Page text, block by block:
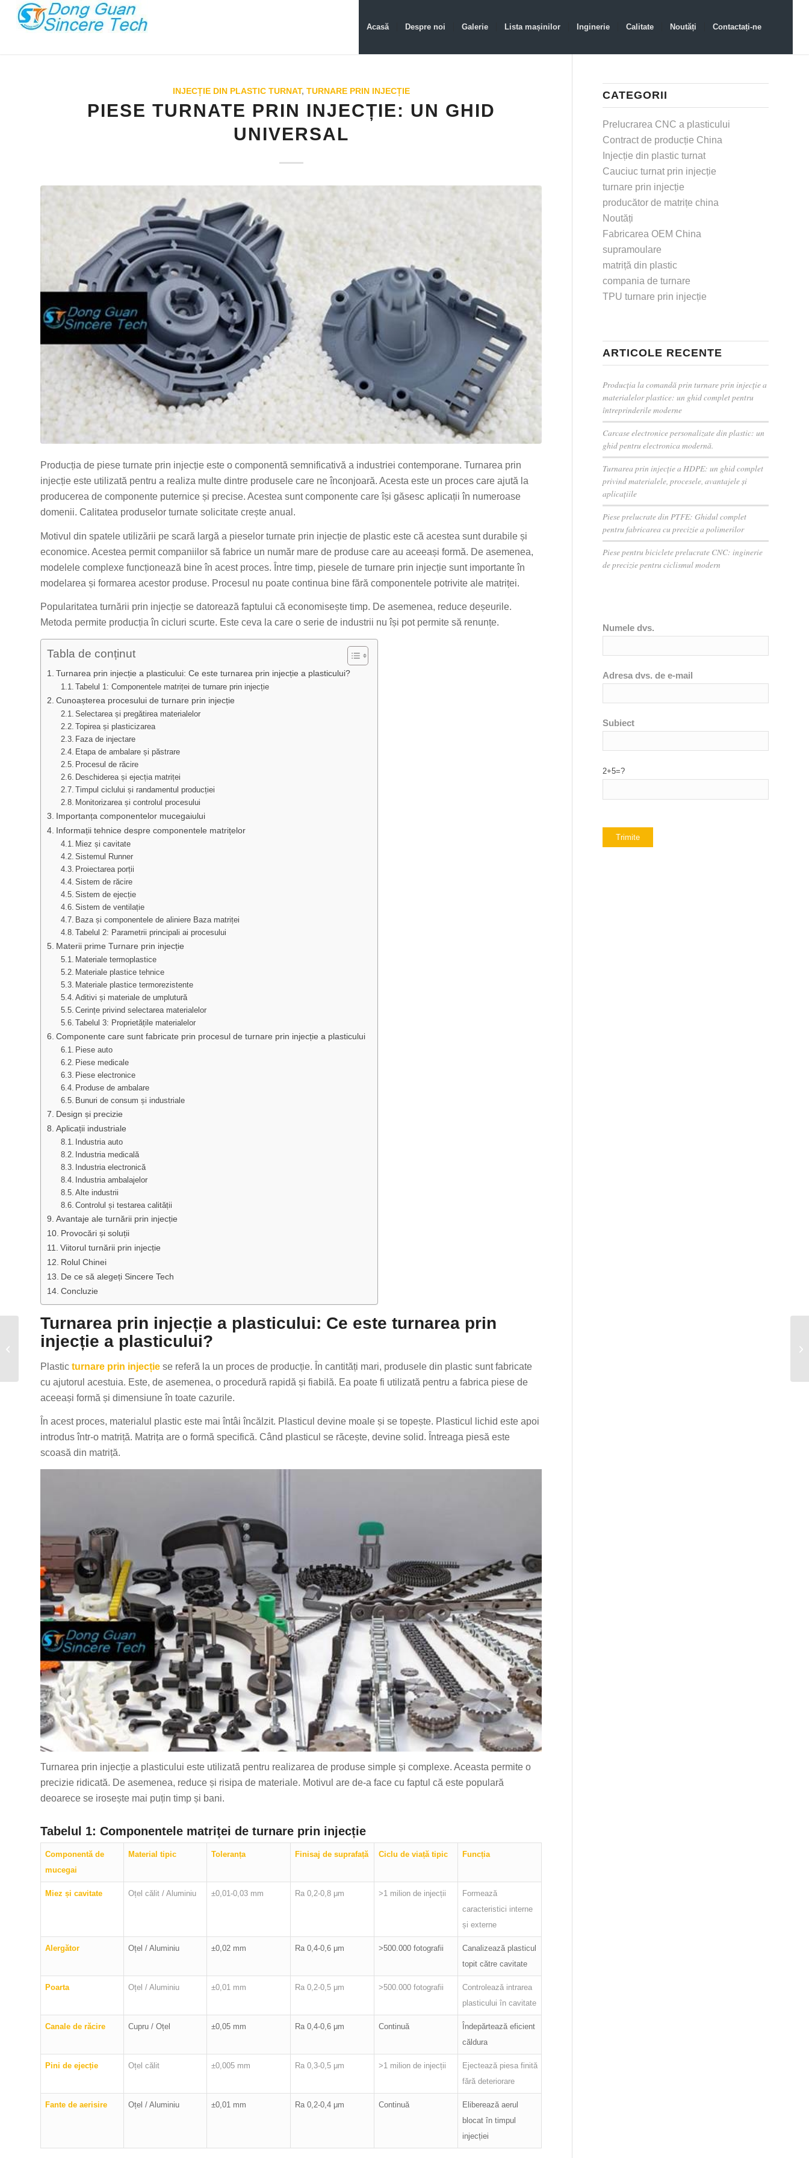
Acasă Despre noi Galerie Lista mașinilor Inginerie Calitate Noutăți Contactați-ne
INJECȚIE DIN PLASTIC TURNAT, TURNARE PRIN INJECȚIE
PIESE TURNATE PRIN INJECȚIE: UN GHID
UNIVERSAL
Producția de piese turnate prin injecție este o componentă semnificativă a industriei contemporane. Turnarea prin
injecție este utilizată pentru a realiza multe dintre produsele care ne înconjoară. Acesta este un proces care ajută la
producerea de componente puternice și precise. Acestea sunt componente care își găsesc aplicații în numeroase
domenii. Calitatea produselor turnate solicitate crește anual.
Motivul din spatele utilizării pe scară largă a pieselor turnate prin injecție de plastic este că acestea sunt durabile și
economice. Acestea permit companiilor să fabrice un număr mare de produse care au aceeași formă. De asemenea,
modelele complexe funcționează bine în acest proces. Între timp, piesele de turnare prin injecție sunt importante în
modelarea și formarea acestor produse. Procesul nu poate continua bine fără componentele potrivite ale matriței.
Popularitatea turnării prin injecție se datorează faptului că economisește timp. De asemenea, reduce deșeurile.
Metoda permite producția în cicluri scurte. Este ceva la care o serie de industrii nu își pot permite să renunțe.
Tabla de conținut
Turnarea prin injecție a plasticului: Ce este turnarea prin injecție a plasticului?
Tabelul 1: Componentele matriței de turnare prin injecție
Cunoașterea procesului de turnare prin injecție
Selectarea și pregătirea materialelor
Topirea și plasticizarea
Faza de injectare
Etapa de ambalare și păstrare
Procesul de răcire
Deschiderea și ejecția matriței
Timpul ciclului și randamentul producției
Monitorizarea și controlul procesului
Importanța componentelor mucegaiului
Informații tehnice despre componentele matrițelor
Miez și cavitate
Sistemul Runner
Proiectarea porții
Sistem de răcire
Sistem de ejecție
Sistem de ventilație
Baza și componentele de aliniere Baza matriței
Tabelul 2: Parametrii principali ai procesului
Materii prime Turnare prin injecție
Materiale termoplastice
Materiale plastice tehnice
Materiale plastice termorezistente
Aditivi și materiale de umplutură
Cerințe privind selectarea materialelor
Tabelul 3: Proprietățile materialelor
Componente care sunt fabricate prin procesul de turnare prin injecție a plasticului
Piese auto
Piese medicale
Piese electronice
Produse de ambalare
Bunuri de consum și industriale
Design și precizie
Aplicații industriale
Industria auto
Industria medicală
Industria electronică
Industria ambalajelor
Alte industrii
Controlul și testarea calității
Avantaje ale turnării prin injecție
Provocări și soluții
Viitorul turnării prin injecție
Rolul Chinei
De ce să alegeți Sincere Tech
Concluzie
Turnarea prin injecție a plasticului: Ce este turnarea prin
injecție a plasticului?
Plastic turnare prin injecție se referă la un proces de producție. În cantități mari, produsele din plastic sunt fabricate
cu ajutorul acestuia. Este, de asemenea, o procedură rapidă și fiabilă. Ea poate fi utilizată pentru a fabrica piese de
aceeași formă și dimensiune în toate cazurile.
În acest proces, materialul plastic este mai întâi încălzit. Plasticul devine moale și se topește. Plasticul lichid este apoi
introdus într-o matriță. Matrița are o formă specifică. Când plasticul se răcește, devine solid. Întreaga piesă este
scoasă din matriță.
Turnarea prin injecție a plasticului este utilizată pentru realizarea de produse simple și complexe. Aceasta permite o
precizie ridicată. De asemenea, reduce și risipa de materiale. Motivul are de-a face cu faptul că este populară
deoarece se irosește mai puțin timp și bani.
Tabelul 1: Componentele matriței de turnare prin injecție
Componentă de
mucegai
Material tipic Toleranța Finisaj de suprafață Ciclu de viață tipic Funcția
Miez și cavitate Oțel călit / Aluminiu ±0,01-0,03 mm Ra 0,2-0,8 μm >1 milion de injecții
Formează
caracteristici interne
și externe
Alergător Oțel / Aluminiu ±0,02 mm Ra 0,4-0,6 μm >500.000 fotografii
Canalizează plasticul
topit către cavitate
Poarta Oțel / Aluminiu ±0,01 mm Ra 0,2-0,5 μm >500.000 fotografii
Controlează intrarea
plasticului în cavitate
Canale de răcire Cupru / Oțel ±0,05 mm Ra 0,4-0,6 μm Continuă
Îndepărtează eficient
căldura
Pini de ejecție Oțel călit ±0,005 mm Ra 0,3-0,5 μm >1 milion de injecții
Ejectează piesa finită
fără deteriorare
Fante de aerisire Oțel / Aluminiu ±0,01 mm Ra 0,2-0,4 μm Continuă
Eliberează aerul
blocat în timpul
injecției
CATEGORII
Prelucrarea CNC a plasticului
Contract de producție China
Injecție din plastic turnat
Cauciuc turnat prin injecție
turnare prin injecție
producător de matrițe china
Noutăți
Fabricarea OEM China
supramoulare
matriță din plastic
compania de turnare
TPU turnare prin injecție
ARTICOLE RECENTE
Producția la comandă prin turnare prin injecție a
materialelor plastice: un ghid complet pentru
întreprinderile moderne
Carcase electronice personalizate din plastic: un
ghid pentru electronica modernă.
Turnarea prin injecție a HDPE: un ghid complet
privind materialele, procesele, avantajele și
aplicațiile
Piese prelucrate din PTFE: Ghidul complet
pentru fabricarea cu precizie a polimerilor
Piese pentru biciclete prelucrate CNC: inginerie
de precizie pentru ciclismul modern
Numele dvs.
Adresa dvs. de e-mail
Subiect
2+5=?
Serviciul Rapid
Prototyping: De la idei
la realitate într-o clipită